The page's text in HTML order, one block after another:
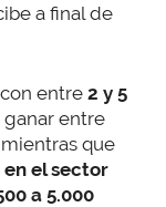
a final de
entre2 y 5
entre
, mientras que
en el sector
a 5.000